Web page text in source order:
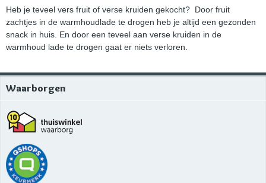
Heb je teveel vers fruit of verse kruiden gekocht? Door fruit
zachtjes in de warmhoudlade te drogen heb je altijd een gezonden
snack in huis. En door een teveel aan verse kruiden in de
warmhoud lade te drogen gaat er niets verloren.
Waarborgen